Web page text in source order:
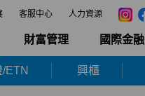
客服中心 人力資源
財富管理 國際金融
ETN 興櫃